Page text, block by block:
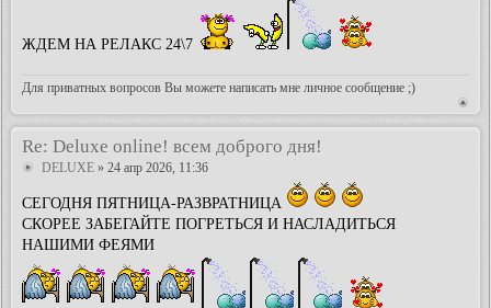
ЖДЕМ НА РЕЛАКС 24\7
Для приватных вопросов Вы можете написать мне личное сообщение ;)
Re: Deluxe online! всем доброго дня!
DELUXE » 24 апр 2026, 11:36
СЕГОДНЯ ПЯТНИЦА-РАЗВРАТНИЦА
СКОРЕЕ ЗАБЕГАЙТЕ ПОГРЕТЬСЯ И НАСЛАДИТЬСЯ
НАШИМИ ФЕЯМИ